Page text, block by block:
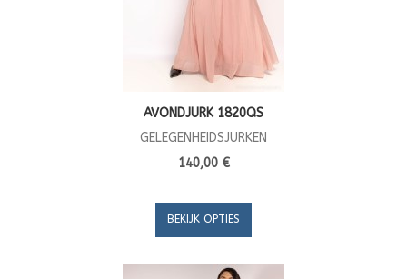
AVONDJURK 1820QS
GELEGENHEIDSJURKEN
140,00 €
BEKIJK OPTIES